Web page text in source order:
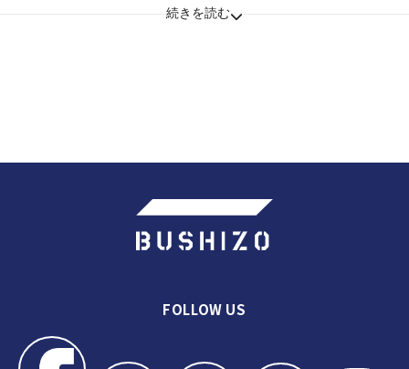
在です。日本剣道具製作所は、その想いに応えるべく、創
う一式が、ここにあります。
続きを読む
FOLLOW US